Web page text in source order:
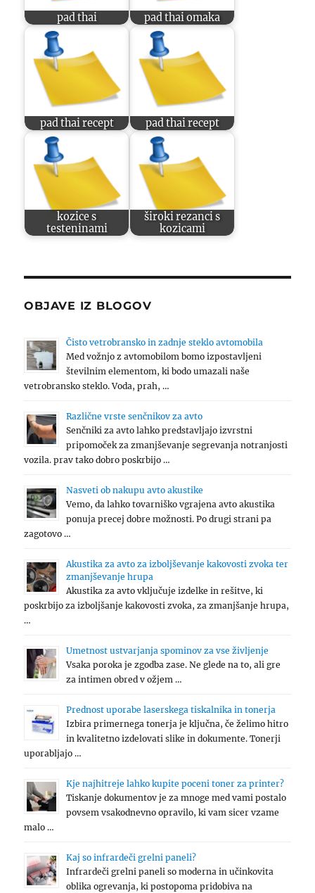
pad thai pad thai omaka
pad thai recept pad thai recept
kozice s
testeninami
široki rezanci s
kozicami
OBJAVE IZ BLOGOV
Čisto vetrobransko in zadnje steklo avtomobila
Med vožnjo z avtomobilom bomo izpostavljeni
številnim elementom, ki bodo umazali naše
vetrobransko steklo. Voda, prah, …
Različne vrste senčnikov za avto
Senčniki za avto lahko predstavljajo izvrstni
pripomoček za zmanjševanje segrevanja notranjosti
vozila. prav tako dobro poskrbijo …
Nasveti ob nakupu avto akustike
Vemo, da lahko tovarniško vgrajena avto akustika
ponuja precej dobre možnosti. Po drugi strani pa
zagotovo …
Akustika za avto za izboljševanje kakovosti zvoka ter
zmanjševanje hrupa
Akustika za avto vključuje izdelke in rešitve, ki
poskrbijo za izboljšanje kakovosti zvoka, za zmanjšanje hrupa,
…
Umetnost ustvarjanja spominov za vse življenje
Vsaka poroka je zgodba zase. Ne glede na to, ali gre
za intimen obred v ožjem …
Prednost uporabe laserskega tiskalnika in tonerja
Izbira primernega tonerja je ključna, če želimo hitro
in kvalitetno izdelovati slike in dokumente. Tonerji
uporabljajo …
Kje najhitreje lahko kupite poceni toner za printer?
Tiskanje dokumentov je za mnoge med vami postalo
povsem vsakodnevno opravilo, ki vam sicer vzame
malo …
Kaj so infrardeči grelni paneli?
Infrardeči grelni paneli so moderna in učinkovita
oblika ogrevanja, ki postopoma pridobiva na